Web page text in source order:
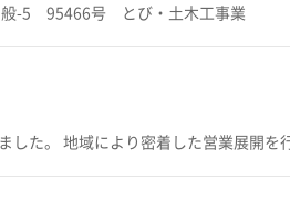
この度、新たに建設工事業を取得いたしました。 般-5 95466号 とび・土木工事業